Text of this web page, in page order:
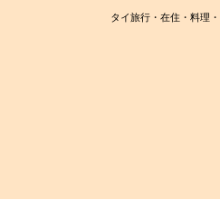
タイ旅行・在住・料理